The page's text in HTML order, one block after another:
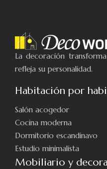
La decoración
refleja su personalidad.
Habitación por
Salón acogedor
Cocina moderna
Dormitorio escandinavo
Estudio minimalista
Mobiliario y